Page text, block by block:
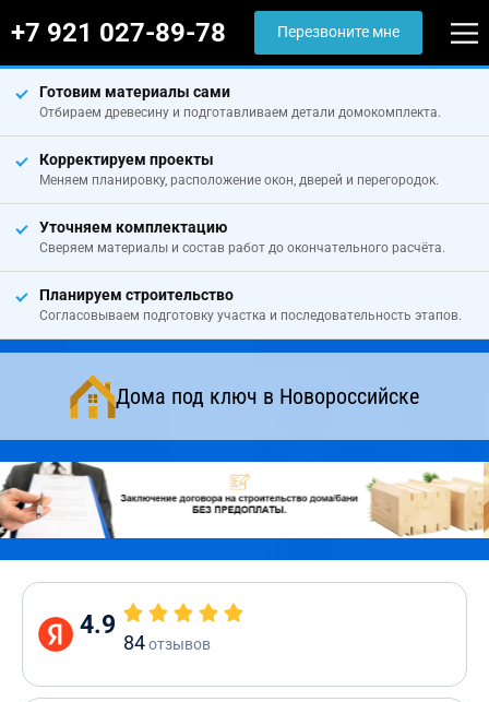
+7 921 027-89-78 Перезвоните мне
Готовим материалы сами
Отбираем древесину и подготавливаем детали домокомплекта.
Корректируем проекты
Меняем планировку, расположение окон, дверей и перегородок.
Уточняем комплектацию
Сверяем материалы и состав работ до окончательного расчёта.
Планируем строительство
Согласовываем подготовку участка и последовательность этапов.
Дома под ключ в Новороссийске
4.9
84отзывов